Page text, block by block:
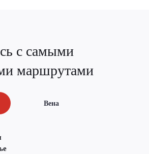
с самыми
маршрутами
Вена